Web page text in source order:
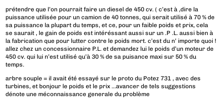
prétendre que l’on pourrait faire un diesel de 450 cv. ( c’est à ,dire la
puissance utilisée pour un camion de 40 tonnes, qui serait utilisé à 70 % de
sa puissance la plupart du temps, et ce, pour un faible poids et prix, cela
se saurait , le gain de poids est intéréssant aussi sur un .P .L. aussi bien à
la fabrication que pour lutter contre le poids mort. c’est du n’ importe quoi !
allez chez un concessionnaire P.L. et demandez lui le poids d’un moteur de
450 cv. qui lui n’est utilisé qu’à 30 % de sa puisance maxi sur 50 % du
temps.
arbre souple = il avait été essayé sur le proto du Potez 731 , avec des
turbines, et bonjour le poids et le prix …avancer de tels suggestions
dénote une méconnaissance generale du problème